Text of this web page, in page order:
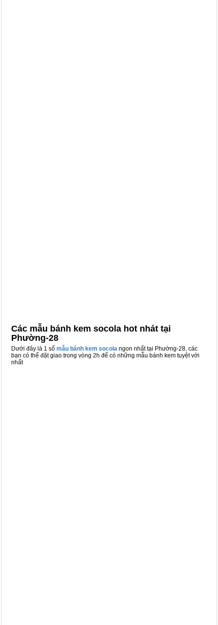
Các mẫu bánh kem socola hot nhát tại
Phường-28
Dưới đây là 1 số mẫu bánh kem socola ngon nhất tại Phường-28, các
bạn có thể đặt giao trong vòng 2h để có những mẫu bánh kem tuyệt vời
nhất